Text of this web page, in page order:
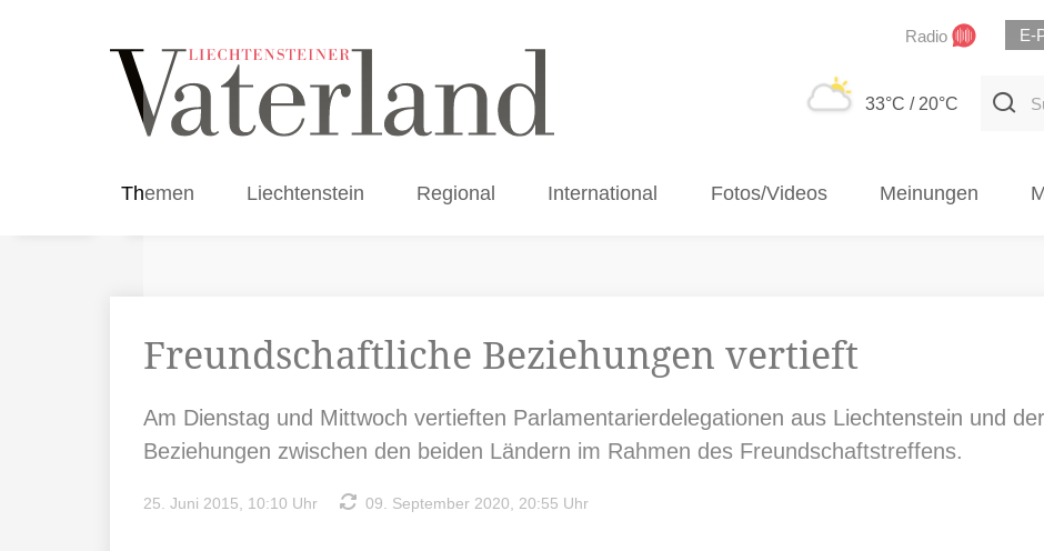
Radio E-
33°C / 20°C
Themen Liechtenstein Regional International Fotos/Videos Meinungen
Freundschaftliche Beziehungen vertieft
Am Dienstag und Mittwoch vertieften Parlamentarierdelegationen aus Liechtenstein und
Beziehungen zwischen den beiden Ländern im Rahmen des Freundschaftstreffens.
25. Juni 2015, 10:10 Uhr 09. September 2020, 20:55 Uhr